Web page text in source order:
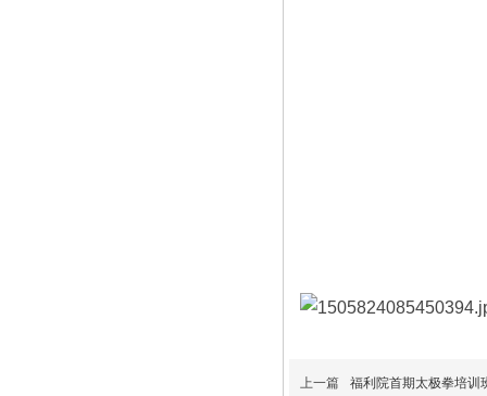
上一篇 福利院首期太极拳培训